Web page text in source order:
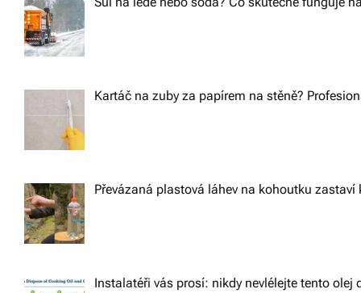
Kartáč na zuby za papírem na stěně?
Převázaná plastová láhev na kohoutku zastaví
Instalatéři vás prosí: nikdy nevlélejte tento olej